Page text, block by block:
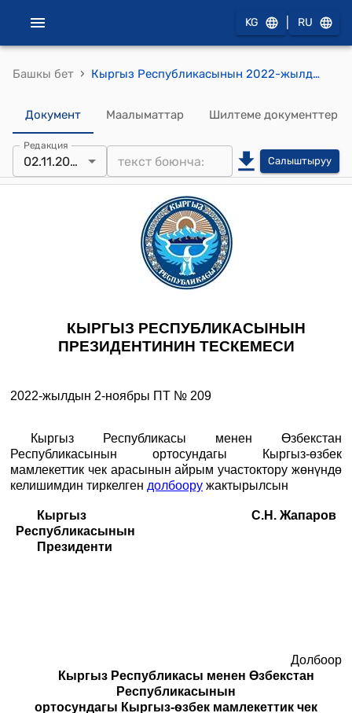
KG RU
Башкы бет › Кыргыз Республикасынын 2022-жылдын 2-ноябрындагы ПТ № 209 "Кыргыз Республикасы менен Өзбекстан Республикасынын ортосундагы Кыргыз-өзбек мамлекеттик чек арасынын айрым участоктору жөнүндө келишимдин долбоору жөнүндө" текскемеси
Документ Маалыматтар Шилтеме документтер
Редакция
02.11.2022 Салыштыруу